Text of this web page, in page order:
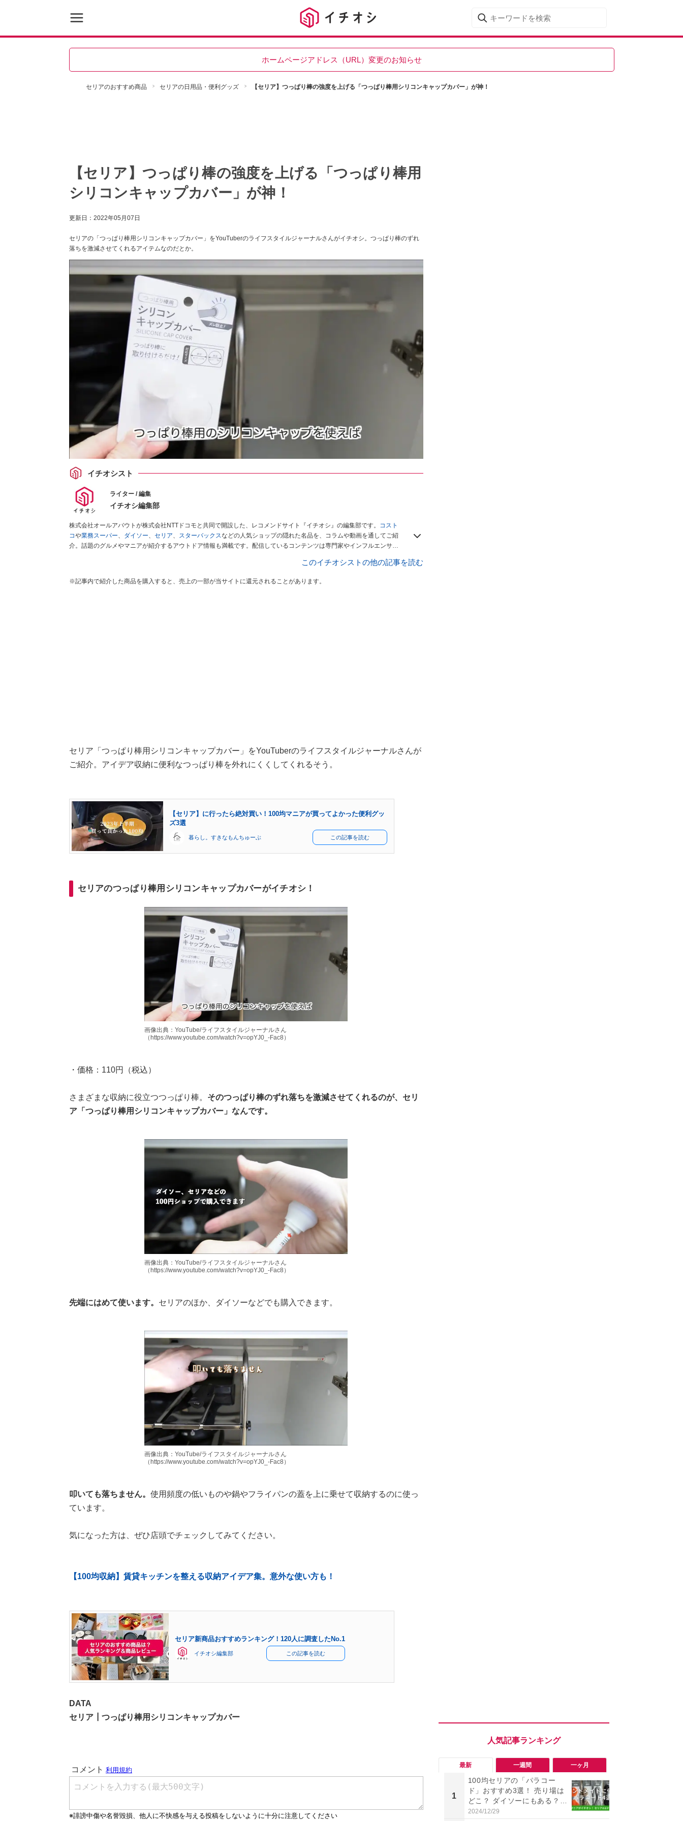
ホームページアドレス（URL）変更のお知らせ
セリアのおすすめ商品 セリアの日用品・便利グッズ 【セリア】つっぱり棒の強度を上げる「つっぱり棒用シリコンキャップカバー」が神！
【セリア】つっぱり棒の強度を上げる「つっぱり棒用
シリコンキャップカバー」が神！
更新日： 2022年05月07日
セリアの「つっぱり棒用シリコンキャップカバー」をYouTuberのライフスタイルジャーナルさんがイチオシ。つっぱり棒のずれ
落ちを激減させてくれるアイテムなのだとか。
イチオシスト
ライター / 編集
イチオシ編集部
株式会社オールアバウトが株式会社NTTドコモと共同で開設した、レコメンドサイト『イチオシ』の編集部です。
コスト
コや業務スーパー、 ダイソー、 セリア、 スターバックスなどの人気ショップの隠れた名品を、コラムや動画を通してご紹
介。話題のグルメやマニアが紹介するアウトドア情報も満載です。配信しているコンテンツは専門家やインフルエンサー
このイチオシストの他の記事を読む
※記事内で紹介した商品を購入すると、売上の一部が当サイトに還元されることがあります。
セリア「つっぱり棒用シリコンキャップカバー」をYouTuberのライフスタイルジャーナルさんが
ご紹介。アイデア収納に便利なつっぱり棒を外れにくくしてくれるそう。
【セリア】に行ったら絶対買い！100均マニアが買ってよかった便利グッ
ズ3選
暮らし。すきなもんちゅーぶ この記事を読む
セリアのつっぱり棒用シリコンキャップカバーがイチオシ！
画像出典：YouTube/ライフスタイルジャーナルさん
（https://www.youtube.com/watch?v=opYJ0_-Fac8）
・価格：110円（税込）
さまざまな収納に役立つつっぱり棒。 そのつっぱり棒のずれ落ちを激減させてくれるのが、セリ
ア「つっぱり棒用シリコンキャップカバー」なんです。
画像出典：YouTube/ライフスタイルジャーナルさん
（https://www.youtube.com/watch?v=opYJ0_-Fac8）
先端にはめて使います。 セリアのほか、ダイソーなどでも購入できます。
画像出典：YouTube/ライフスタイルジャーナルさん
（https://www.youtube.com/watch?v=opYJ0_-Fac8）
叩いても落ちません。 使用頻度の低いものや鍋やフライパンの蓋を上に乗せて収納するのに使っ
ています。
気になった方は、ぜひ店頭でチェックしてみてください。
【100均収納】賃貸キッチンを整える収納アイデア集。意外な使い方も！
セリア新商品おすすめランキング！120人に調査したNo.1
イチオシ編集部 この記事を読む
DATA
セリア┃つっぱり棒用シリコンキャップカバー
最新 一週間 一ヶ月
1
100均セリアの「パラコー
ド」おすすめ3選！ 売り場は
どこ？ ダイソーにもある？
色・長さ・太さも種類豊富
2024/12/29